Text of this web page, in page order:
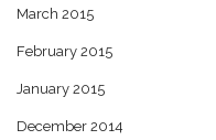
March 2015
February 2015
January 2015
December 2014